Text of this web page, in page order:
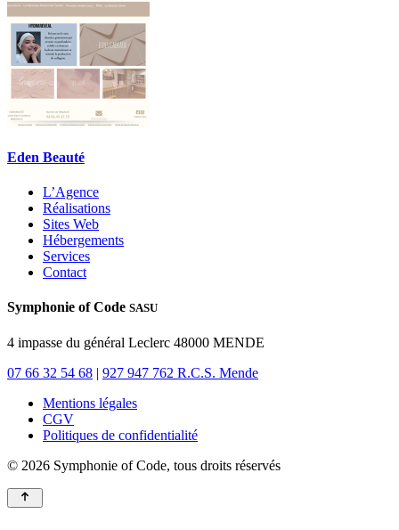
Eden Beauté
L’Agence
Réalisations
Sites Web
Hébergements
Services
Contact
Symphonie of Code SASU
4 impasse du général Leclerc 48000 MENDE
07 66 32 54 68 | 927 947 762 R.C.S. Mende
Mentions légales
CGV
Politiques de confidentialité
© 2026 Symphonie of Code, tous droits réservés